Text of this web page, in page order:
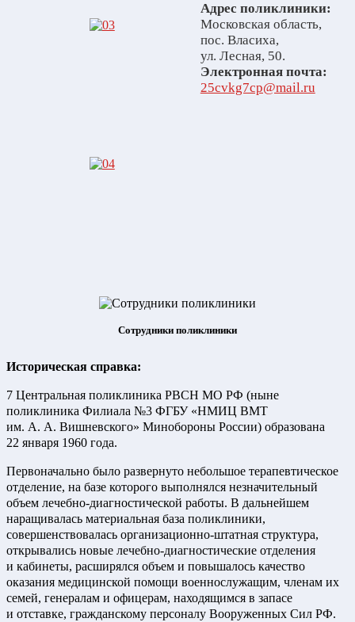
Адрес поликлиники:
Московская область,
пос. Власиха,
ул. Лесная, 50.
Электронная почта:
25cvkg7cp@mail.ru
Сотрудники поликлиники
Историческая справка:
7 Центральная поликлиника РВСН МО РФ (ныне
поликлиника Филиала №3 ФГБУ «НМИЦ ВМТ
им. А. А. Вишневского» Минобороны России) образована
22 января 1960 года.
Первоначально было развернуто небольшое терапевтическое
отделение, на базе которого выполнялся незначительный
объем лечебно-диагностической работы. В дальнейшем
наращивалась материальная база поликлиники,
совершенствовалась организационно-штатная структура,
открывались новые лечебно-диагностические отделения
и кабинеты, расширялся объем и повышалось качество
оказания медицинской помощи военнослужащим, членам их
семей, генералам и офицерам, находящимся в запасе
и отставке, гражданскому персоналу Вооруженных Сил РФ.